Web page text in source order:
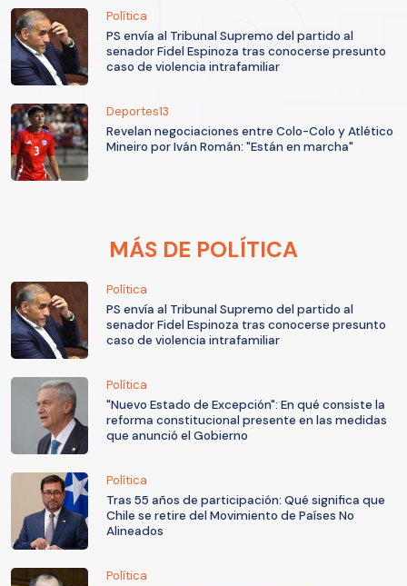
Política
PS envía al Tribunal Supremo del partido al
senador Fidel Espinoza tras conocerse presunto
caso de violencia intrafamiliar
Deportes13
Revelan negociaciones entre Colo-Colo y Atlético
Mineiro por Iván Román: "Están en marcha"
MÁS DE POLÍTICA
Política
PS envía al Tribunal Supremo del partido al
senador Fidel Espinoza tras conocerse presunto
caso de violencia intrafamiliar
Política
"Nuevo Estado de Excepción": En qué consiste la
reforma constitucional presente en las medidas
que anunció el Gobierno
Política
Tras 55 años de participación: Qué significa que
Chile se retire del Movimiento de Países No
Alineados
Política